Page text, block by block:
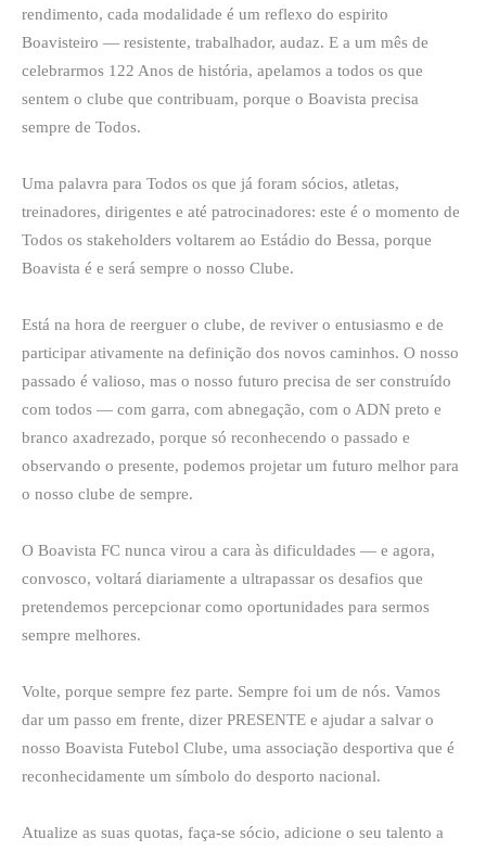
rendimento, cada modalidade é um reflexo do espirito
Boavisteiro — resistente, trabalhador, audaz. E a um mês de
celebrarmos 122 Anos de história, apelamos a todos os que
sentem o clube que contribuam, porque o Boavista precisa
sempre de Todos.
Uma palavra para Todos os que já foram sócios, atletas,
treinadores, dirigentes e até patrocinadores: este é o momento de
Todos os stakeholders voltarem ao Estádio do Bessa, porque
Boavista é e será sempre o nosso Clube.
Está na hora de reerguer o clube, de reviver o entusiasmo e de
participar ativamente na definição dos novos caminhos. O nosso
passado é valioso, mas o nosso futuro precisa de ser construído
com todos — com garra, com abnegação, com o ADN preto e
branco axadrezado, porque só reconhecendo o passado e
observando o presente, podemos projetar um futuro melhor para
o nosso clube de sempre.
O Boavista FC nunca virou a cara às dificuldades — e agora,
convosco, voltará diariamente a ultrapassar os desafios que
pretendemos percepcionar como oportunidades para sermos
sempre melhores.
Volte, porque sempre fez parte. Sempre foi um de nós. Vamos
dar um passo em frente, dizer PRESENTE e ajudar a salvar o
nosso Boavista Futebol Clube, uma associação desportiva que é
reconhecidamente um símbolo do desporto nacional.
Atualize as suas quotas, faça-se sócio, adicione o seu talento a